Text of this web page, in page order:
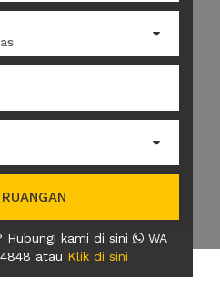
Hubungi kami di sini
WA
atau Klik di sini